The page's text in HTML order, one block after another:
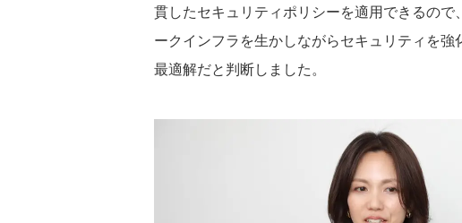
貫したセキュリティポリシーを適用できるの
ークインフラを生かしながらセキュリティを強
最適解だと判断しました。